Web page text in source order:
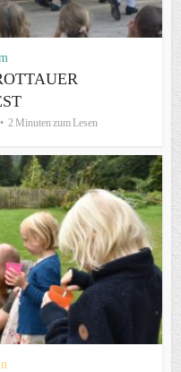
2 Minuten zum Lesen